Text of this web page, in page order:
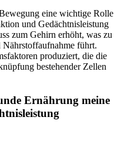
eine wichtige Rolle
und Gedächtnisleistung
zum Gehirn erhöht, was zu
Nährstoffaufnahme führt.
produziert, die die
bestehender Zellen
Ernährung meine